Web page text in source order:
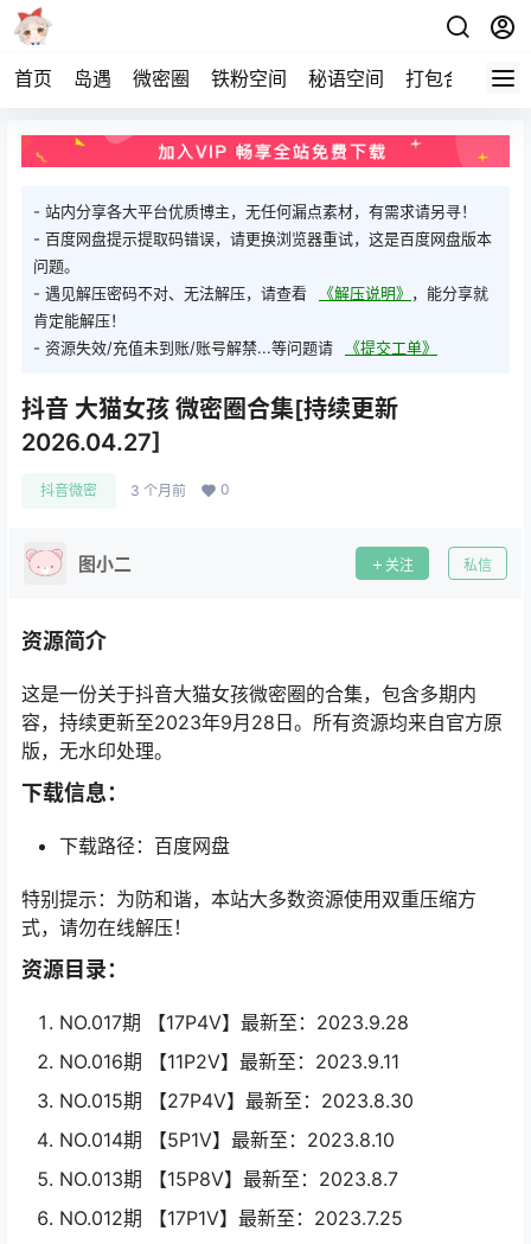
首页 岛遇 微密圈 铁粉空间 秘语空间 打包合集 关
- 站内分享各大平台优质博主，无任何漏点素材，有需求请另寻！
- 百度网盘提示提取码错误，请更换浏览器重试，这是百度网盘版本
问题。
- 遇见解压密码不对、无法解压，请查看
《解压说明》 ，能分享就
肯定能解压！
- 资源失效/充值未到账/账号解禁...等问题请
《提交工单》
抖音 大猫女孩 微密圈合集[持续更新
2026.04.27]
抖音微密 3 个月前 0
图小二 关注 私信
资源简介
这是一份关于抖音大猫女孩微密圈的合集，包含多期内
容，持续更新至2023年9月28日。所有资源均来自官方原
版，无水印处理。
下载信息：
下载路径：百度网盘
特别提示：为防和谐，本站大多数资源使用双重压缩方
式，请勿在线解压！
资源目录：
NO.017期 【17P4V】最新至：2023.9.28
NO.016期 【11P2V】最新至：2023.9.11
NO.015期 【27P4V】最新至：2023.8.30
NO.014期 【5P1V】最新至：2023.8.10
NO.013期 【15P8V】最新至：2023.8.7
NO.012期 【17P1V】最新至：2023.7.25